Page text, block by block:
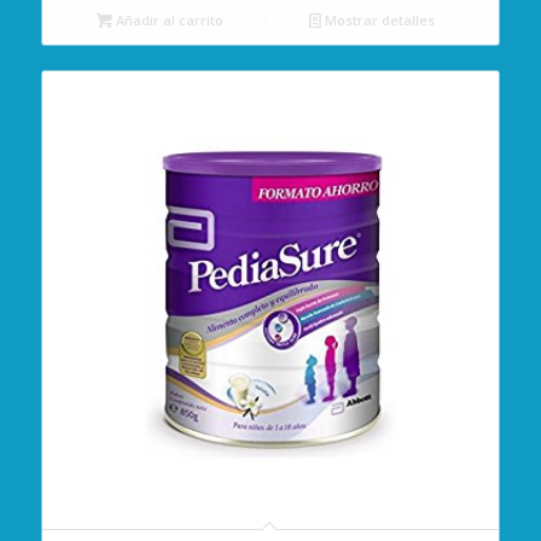
Añadir al carrito Mostrar detalles